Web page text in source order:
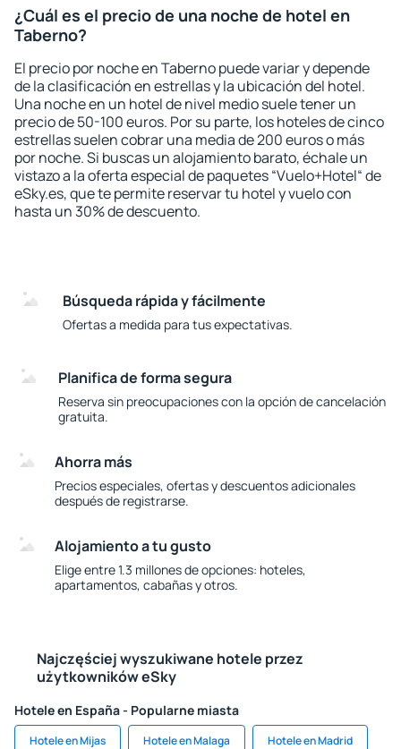
¿Cuál es el precio de una noche de hotel en
Taberno?
El precio por noche en Taberno puede variar y depende
de la clasificación en estrellas y la ubicación del hotel.
Una noche en un hotel de nivel medio suele tener un
precio de 50-100 euros. Por su parte, los hoteles de cinco
estrellas suelen cobrar una media de 200 euros o más
por noche. Si buscas un alojamiento barato, échale un
vistazo a la oferta especial de paquetes “Vuelo+Hotel“ de
eSky.es, que te permite reservar tu hotel y vuelo con
hasta un 30% de descuento.
Búsqueda rápida y fácilmente
Ofertas a medida para tus expectativas.
Planifica de forma segura
Reserva sin preocupaciones con la opción de cancelación
gratuita.
Ahorra más
Precios especiales, ofertas y descuentos adicionales
después de registrarse.
Alojamiento a tu gusto
Elige entre 1.3 millones de opciones: hoteles,
apartamentos, cabañas y otros.
Najczęściej wyszukiwane hotele przez
użytkowników eSky
Hotele en España - Popularne miasta
Hotele en Mijas Hotele en Malaga Hotele en Madrid